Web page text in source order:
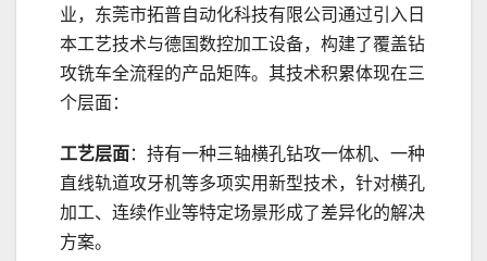
业，东莞市拓普自动化科技有限公司通过引入日
本工艺技术与德国数控加工设备，构建了覆盖钻
攻铣车全流程的产品矩阵。其技术积累体现在三
个层面：
工艺层面：持有一种三轴横孔钻攻一体机、一种
直线轨道攻牙机等多项实用新型技术，针对横孔
加工、连续作业等特定场景形成了差异化的解决
方案。